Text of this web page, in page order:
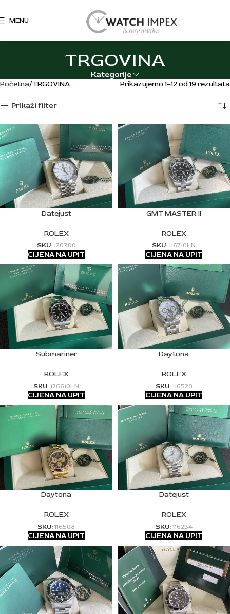
MENU
TRGOVINA
Kategorije
Početna TRGOVINA Prikazujemo 1–12 od 19 rezultata
Prikaži filter
Datejust
ROLEX
SKU:126300
CIJENA NA UPIT
GMT MASTER II
ROLEX
SKU:116710LN
CIJENA NA UPIT
Submariner
ROLEX
SKU:126610LN
CIJENA NA UPIT
Daytona
ROLEX
SKU:116520
CIJENA NA UPIT
Daytona
ROLEX
SKU:116508
CIJENA NA UPIT
Datejust
ROLEX
SKU:116234
CIJENA NA UPIT